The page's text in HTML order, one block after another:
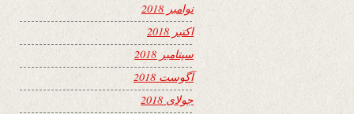
نوامبر 2018
اکتبر 2018
سپتامبر 2018
آگوست 2018
جولای 2018